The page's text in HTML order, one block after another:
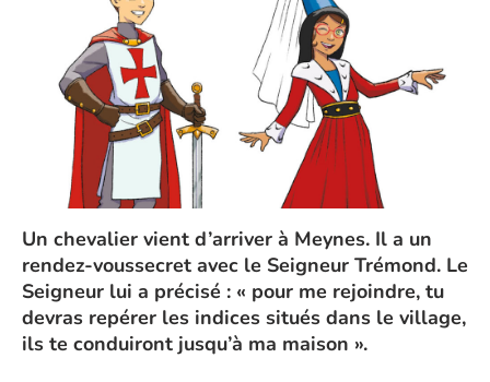
Un chevalier vient d’arriver à Meynes. Il a un
rendez-voussecret avec le Seigneur Trémond. Le
Seigneur lui a précisé : « pour me rejoindre, tu
devras repérer les indices situés dans le village,
ils te conduiront jusqu’à ma maison ».